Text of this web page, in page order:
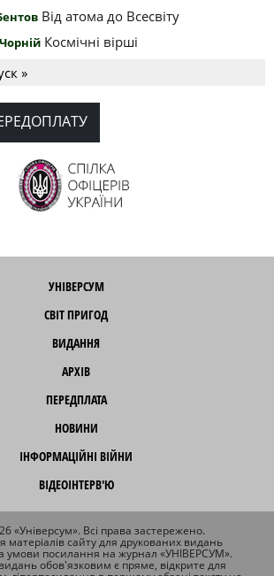
Від атома до Всесвіту
Космічні вірші
»
УНІВЕРСУМ
СВІТ ПРИГОД
ВИДАННЯ
АРХІВ
ПЕРЕДПЛАТА
НОВИНИ
ІНФОРМАЦІЙНІ ВІЙНИ
ВІДЕОІНТЕРВ'Ю
«Універсум». Всі права застережено.
матеріалів сайту для друкованих видань
умови посилання на журнал «УНІВЕРСУМ».
обов'язковим є пряме, відкрите для